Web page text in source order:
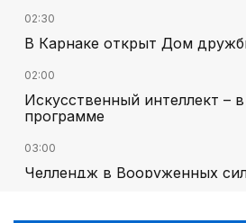
02:30
В Карнаке открыт Дом
02:00
Искусственный интеллект –
программе
03:00
Челлендж в Вооруженных